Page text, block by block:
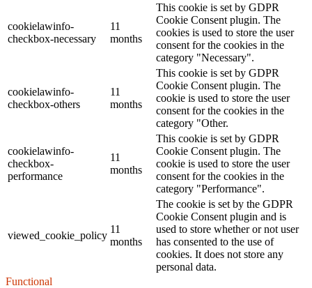
cookielawinfo-
checkbox-necessary
11
months
This cookie is set by GDPR
Cookie Consent plugin. The
cookies is used to store the user
consent for the cookies in the
category "Necessary".
cookielawinfo-
checkbox-others
11
months
This cookie is set by GDPR
Cookie Consent plugin. The
cookie is used to store the user
consent for the cookies in the
category "Other.
cookielawinfo-
checkbox-
performance
11
months
This cookie is set by GDPR
Cookie Consent plugin. The
cookie is used to store the user
consent for the cookies in the
category "Performance".
viewed_cookie_policy
11
months
The cookie is set by the GDPR
Cookie Consent plugin and is
used to store whether or not user
has consented to the use of
cookies. It does not store any
personal data.
Functional